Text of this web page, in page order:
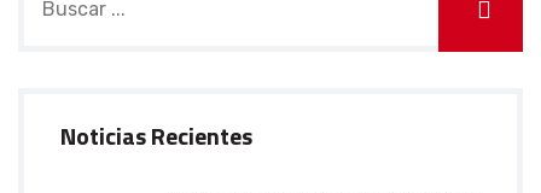
Noticias Recientes